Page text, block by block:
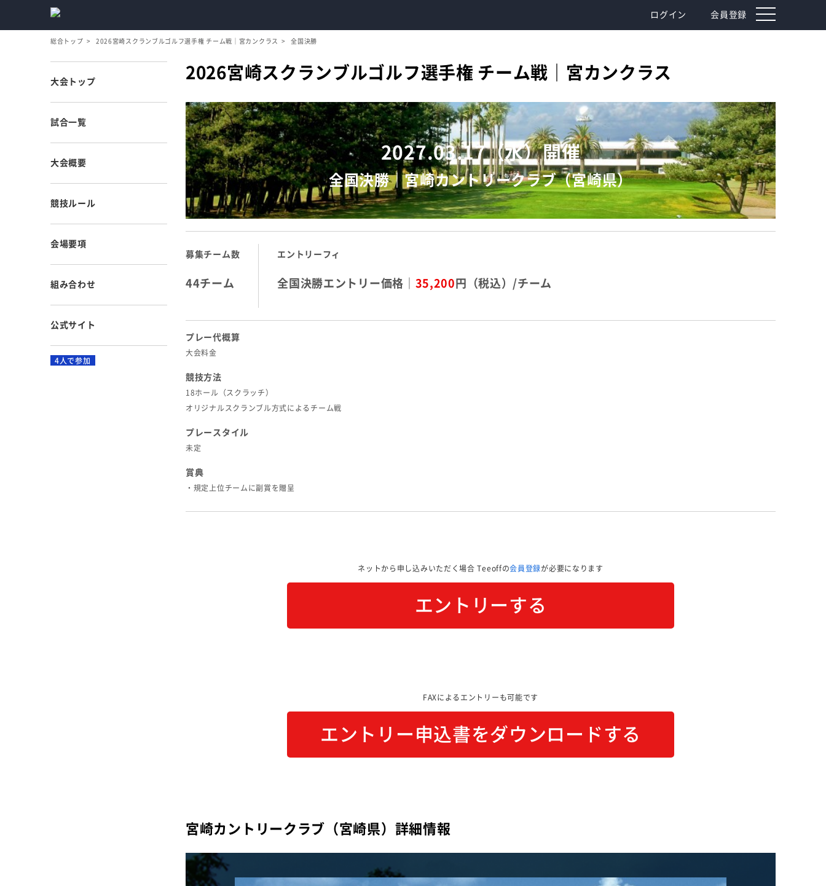
ログイン 会員登録
toggle
総合トップ 2026宮崎スクランブルゴルフ選手権 チーム戦｜宮カンクラス 全国決勝
2026宮崎スクランブルゴルフ選手権 チーム戦｜宮カンクラス
2027.03.17（水）開催
全国決勝｜宮崎カントリークラブ（宮崎県）
募集チーム数
44チーム
エントリーフィ
全国決勝エントリー価格｜ 35,200 円（税込）/チーム
プレー代概算
大会料金
競技方法
18ホール（スクラッチ）
オリジナルスクランブル方式によるチーム戦
プレースタイル
未定
賞典
・規定上位チームに副賞を贈呈
ネットから申し込みいただく場合Teeoffの会員登録が必要になります
エントリーする
FAXによるエントリーも可能です
エントリー申込書をダウンロードする
宮崎カントリークラブ（宮崎県）詳細情報
大会トップ
試合一覧
大会概要
競技ルール
会場要項
組み合わせ
公式サイト
4人で参加